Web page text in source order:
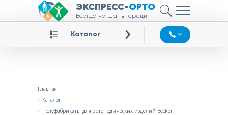
ЭКСПРЕСС-ОРТО
Всегда на шаг впереди
Каталог
Главная
Каталог
Полуфабрикаты для ортопедических изделий Becker